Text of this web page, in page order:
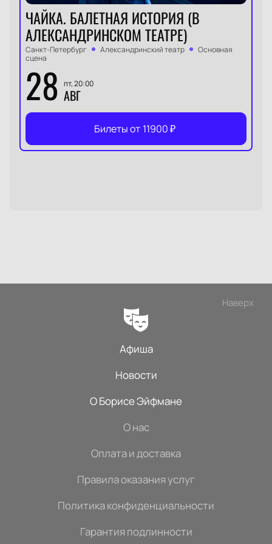
ЧАЙКА. БАЛЕТНАЯ ИСТОРИЯ (В
АЛЕКСАНДРИНСКОМ ТЕАТРЕ)
Санкт-Петербург Александринский театр
Основная
сцена
28 пт, 20:00
АВГ
Билеты от 11900₽
Наверх
Афиша
Новости
О Борисе Эйфмане
О нас
Оплата и доставка
Правила оказания услуг
Политика конфиденциальности
Гарантия подлинности